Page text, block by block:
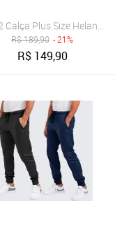
Confortavél
Calça Plus Size Helanca
R$189,90 - 21%
R$ 149,90